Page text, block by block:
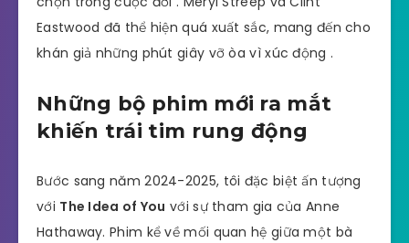
Eastwood đã thể hiện quá xuất sắc, mang đến cho
khán giả những phút giây vỡ òa vì xúc động .
Những bộ phim mới ra mắt
khiến trái tim rung động
Bước sang năm 2024-2025, tôi đặc biệt ấn tượng
với The Idea of You với sự tham gia của Anne
Hathaway. Phim kể về mối quan hệ giữa một bà